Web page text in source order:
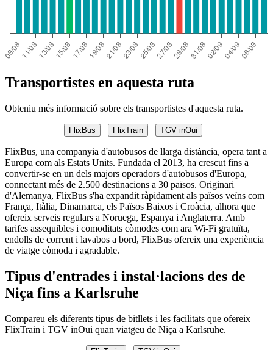
Transportistes en aquesta ruta
Obteniu més informació sobre els transportistes d'aquesta ruta.
FlixBus FlixTrain TGV inOui
FlixBus, una companyia d'autobusos de llarga distància, opera tant a
Europa com als Estats Units. Fundada el 2013, ha crescut fins a
convertir-se en un dels majors operadors d'autobusos d'Europa,
connectant més de 2.500 destinacions a 30 països. Originari
d'Alemanya, FlixBus s'ha expandit ràpidament als països veïns com
França, Itàlia, Dinamarca, els Països Baixos i Croàcia, alhora que
ofereix serveis regulars a Noruega, Espanya i Anglaterra. Amb
tarifes assequibles i comoditats còmodes com ara Wi-Fi gratuïta,
endolls de corrent i lavabos a bord, FlixBus ofereix una experiència
de viatge còmoda i agradable.
Tipus d'entrades i instal·lacions des de
Niça fins a Karlsruhe
Compareu els diferents tipus de bitllets i les facilitats que ofereix
FlixTrain i TGV inOui quan viatgeu de Niça a Karlsruhe.